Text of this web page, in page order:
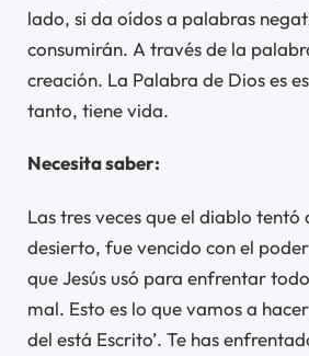
lado, si da oídos a palabras
consumirán. A través de la
creación. La Palabra de Dios es
tanto, tiene vida.
Necesita saber:
Las tres veces que el diablo tentó
desierto, fue vencido con el poder
que Jesús usó para enfrentar
mal. Esto es lo que vamos a
del está Escrito’. Te has